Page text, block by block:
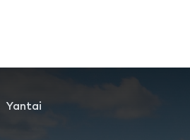
Yantai